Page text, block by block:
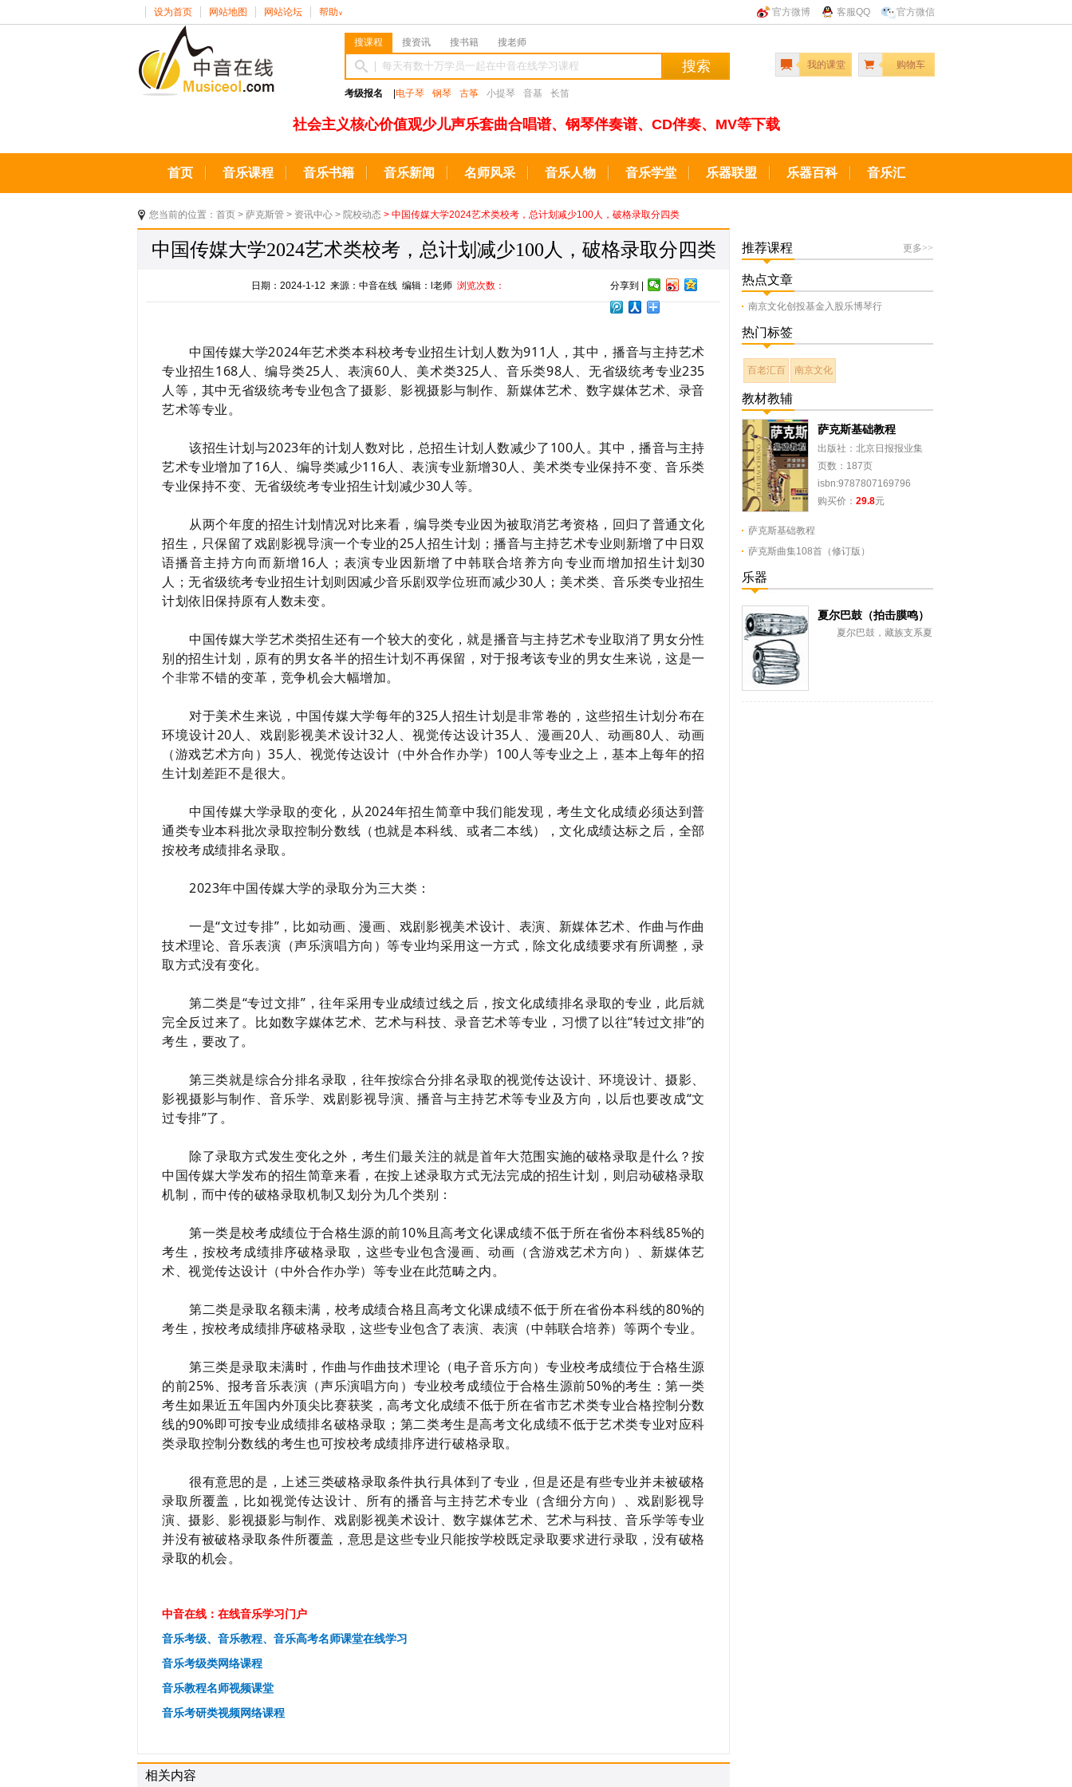
官方微博 客服QQ 官方微信
设为首页 网站地图 网站论坛 帮助 ∨
搜课程 搜资讯 搜书籍 搜老师
搜索
考级报名 电子琴 钢琴 古筝 小提琴 音基 长笛
我的课堂 购物车
社会主义核心价值观少儿声乐套曲合唱谱、钢琴伴奏谱、CD伴奏、MV等下载
首页 音乐课程 音乐书籍 音乐新闻 名师风采 音乐人物 音乐学堂 乐器联盟 乐器百科 音乐汇
您当前的位置： 首页 > 萨克斯管 > 资讯中心 > 院校动态 > 中国传媒大学2024艺术类校考，总计划减少100人，破格录取分四类
中国传媒大学2024艺术类校考，总计划减少100人，破格录取分四类
分享到 |
日期：2024-1-12 来源：中音在线 编辑：l老师 浏览次数：
中国传媒大学2024年艺术类本科校考专业招生计划人数为911人，其中，播音与主持艺术
专业招生168人、编导类25人、表演60人、美术类325人、音乐类98人、无省级统考专业235
人等，其中无省级统考专业包含了摄影、影视摄影与制作、新媒体艺术、数字媒体艺术、录音
艺术等专业。
该招生计划与2023年的计划人数对比，总招生计划人数减少了100人。其中，播音与主持
艺术专业增加了16人、编导类减少116人、表演专业新增30人、美术类专业保持不变、音乐类
专业保持不变、无省级统考专业招生计划减少30人等。
从两个年度的招生计划情况对比来看，编导类专业因为被取消艺考资格，回归了普通文化
招生，只保留了戏剧影视导演一个专业的25人招生计划；播音与主持艺术专业则新增了中日双
语播音主持方向而新增16人；表演专业因新增了中韩联合培养方向专业而增加招生计划30
人；无省级统考专业招生计划则因减少音乐剧双学位班而减少30人；美术类、音乐类专业招生
计划依旧保持原有人数未变。
中国传媒大学艺术类招生还有一个较大的变化，就是播音与主持艺术专业取消了男女分性
别的招生计划，原有的男女各半的招生计划不再保留，对于报考该专业的男女生来说，这是一
个非常不错的变革，竞争机会大幅增加。
对于美术生来说，中国传媒大学每年的325人招生计划是非常卷的，这些招生计划分布在
环境设计20人、戏剧影视美术设计32人、视觉传达设计35人、漫画20人、动画80人、动画
（游戏艺术方向）35人、视觉传达设计（中外合作办学）100人等专业之上，基本上每年的招
生计划差距不是很大。
中国传媒大学录取的变化，从2024年招生简章中我们能发现，考生文化成绩必须达到普
通类专业本科批次录取控制分数线（也就是本科线、或者二本线），文化成绩达标之后，全部
按校考成绩排名录取。
2023年中国传媒大学的录取分为三大类：
一是“文过专排”，比如动画、漫画、戏剧影视美术设计、表演、新媒体艺术、作曲与作曲
技术理论、音乐表演（声乐演唱方向）等专业均采用这一方式，除文化成绩要求有所调整，录
取方式没有变化。
第二类是“专过文排”，往年采用专业成绩过线之后，按文化成绩排名录取的专业，此后就
完全反过来了。比如数字媒体艺术、艺术与科技、录音艺术等专业，习惯了以往“转过文排”的
考生，要改了。
第三类就是综合分排名录取，往年按综合分排名录取的视觉传达设计、环境设计、摄影、
影视摄影与制作、音乐学、戏剧影视导演、播音与主持艺术等专业及方向，以后也要改成“文
过专排”了。
除了录取方式发生变化之外，考生们最关注的就是首年大范围实施的破格录取是什么？按
中国传媒大学发布的招生简章来看，在按上述录取方式无法完成的招生计划，则启动破格录取
机制，而中传的破格录取机制又划分为几个类别：
第一类是校考成绩位于合格生源的前10%且高考文化课成绩不低于所在省份本科线85%的
考生，按校考成绩排序破格录取，这些专业包含漫画、动画（含游戏艺术方向）、新媒体艺
术、视觉传达设计（中外合作办学）等专业在此范畴之内。
第二类是录取名额未满，校考成绩合格且高考文化课成绩不低于所在省份本科线的80%的
考生，按校考成绩排序破格录取，这些专业包含了表演、表演（中韩联合培养）等两个专业。
第三类是录取未满时，作曲与作曲技术理论（电子音乐方向）专业校考成绩位于合格生源
的前25%、报考音乐表演（声乐演唱方向）专业校考成绩位于合格生源前50%的考生：第一类
考生如果近五年国内外顶尖比赛获奖，高考文化成绩不低于所在省市艺术类专业合格控制分数
线的90%即可按专业成绩排名破格录取；第二类考生是高考文化成绩不低于艺术类专业对应科
类录取控制分数线的考生也可按校考成绩排序进行破格录取。
很有意思的是，上述三类破格录取条件执行具体到了专业，但是还是有些专业并未被破格
录取所覆盖，比如视觉传达设计、所有的播音与主持艺术专业（含细分方向）、戏剧影视导
演、摄影、影视摄影与制作、戏剧影视美术设计、数字媒体艺术、艺术与科技、音乐学等专业
并没有被破格录取条件所覆盖，意思是这些专业只能按学校既定录取要求进行录取，没有破格
录取的机会。
中音在线：在线音乐学习门户
音乐考级、音乐教程、音乐高考名师课堂在线学习
音乐考级类网络课程
音乐教程名师视频课堂
音乐考研类视频网络课程
相关内容
更多>>
推荐课程
热点文章
南京文化创投基金入股乐博琴行
热门标签
百老汇百 南京文化
教材教辅
萨克斯基础教程
出版社：北京日报报业集
团，同心出版社
页数：187页
isbn:9787807169796
购买价： 29.8元
萨克斯基础教程
萨克斯曲集108首（修订版）
乐器
夏尔巴鼓（拍击膜鸣）
夏尔巴鼓，藏族支系夏